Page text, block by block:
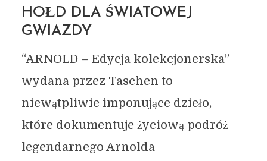
HOŁD DLA ŚWIATOWEJ
GWIAZDY
“ARNOLD – Edycja kolekcjonerska”
wydana przez Taschen to
niewątpliwie imponujące dzieło,
które dokumentuje życiową podróż
legendarnego Arnolda